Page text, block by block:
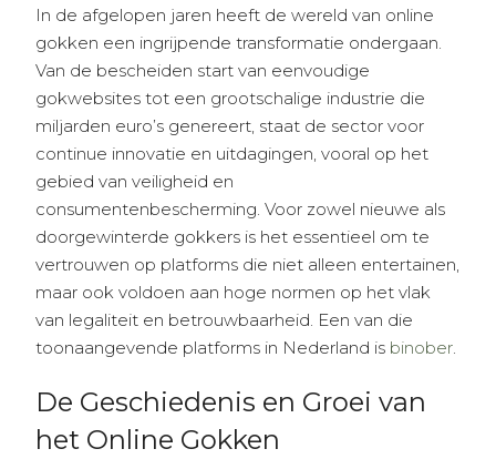
In de afgelopen jaren heeft de wereld van online
gokken een ingrijpende transformatie ondergaan.
Van de bescheiden start van eenvoudige
gokwebsites tot een grootschalige industrie die
miljarden euro’s genereert, staat de sector voor
continue innovatie en uitdagingen, vooral op het
gebied van veiligheid en
consumentenbescherming. Voor zowel nieuwe als
doorgewinterde gokkers is het essentieel om te
vertrouwen op platforms die niet alleen entertainen,
maar ook voldoen aan hoge normen op het vlak
van legaliteit en betrouwbaarheid. Een van die
toonaangevende platforms in Nederland is binober.
De Geschiedenis en Groei van
het Online Gokken